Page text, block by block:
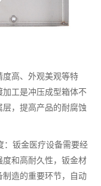
度高、外观美观等特
工是冲压成型箱体不
，提高产品的耐腐蚀
：钣金医疗设备需要经
和高耐久性，钣金材
造的重要环节，自动